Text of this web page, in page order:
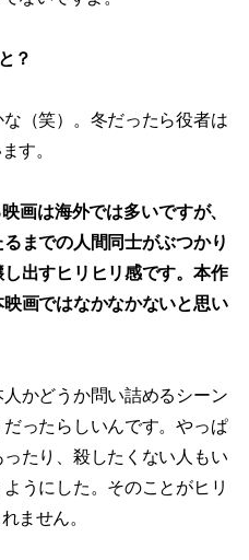
？
（笑）。冬だったら役者は
す。
画は海外では多いですが、
までの人間同士がぶつかり
出すヒリヒリ感です。本作
画ではなかなかないと思い
かどうか問い詰めるシーン
ったらしいんです。やっぱ
たり、殺したくない人もい
うにした。そのことがヒリ
ません。